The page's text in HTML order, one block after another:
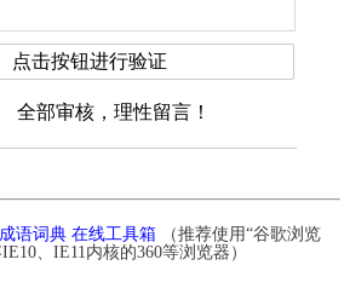
语词典 在线工具箱 （推荐使用“谷歌浏览
、IE11内核的360等浏览器）